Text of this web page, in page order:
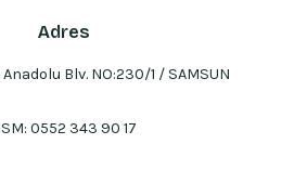
Adres
Blv. NO:230/1 / SAMSUN
0552 343 90 17